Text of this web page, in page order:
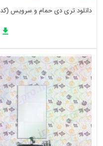
دانلود تری دی حمام و سرویس (کد26998)